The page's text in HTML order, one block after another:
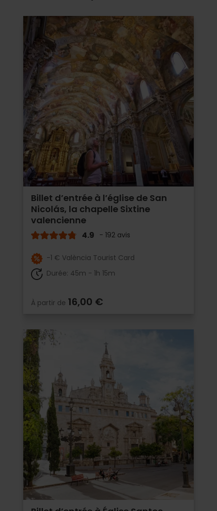
Billet d’entrée à l’église de San
Nicolás, la chapelle Sixtine
valencienne
4.9 - 192 avis
-1 € València Tourist Card
Durée: 45m - 1h 15m
À partir de 16,00 €